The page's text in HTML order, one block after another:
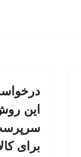
این
سرپرست
برای